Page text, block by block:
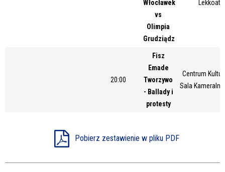
Włocławek
vs
Olimpia
Grudziądz
20:00
Fisz
Emade
Tworzywo
- Ballady i
protesty
Centrum
Sala
Pobierz zestawienie w pliku PDF